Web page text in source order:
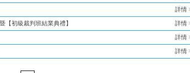
詳情
【初級裁判班結業典禮】
詳情
詳情
詳情